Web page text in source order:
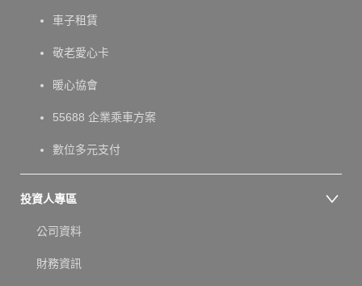
車子租賃
敬老愛心卡
暖心協會
55688 企業乘車方案
數位多元支付
投資人專區
公司資料
財務資訊